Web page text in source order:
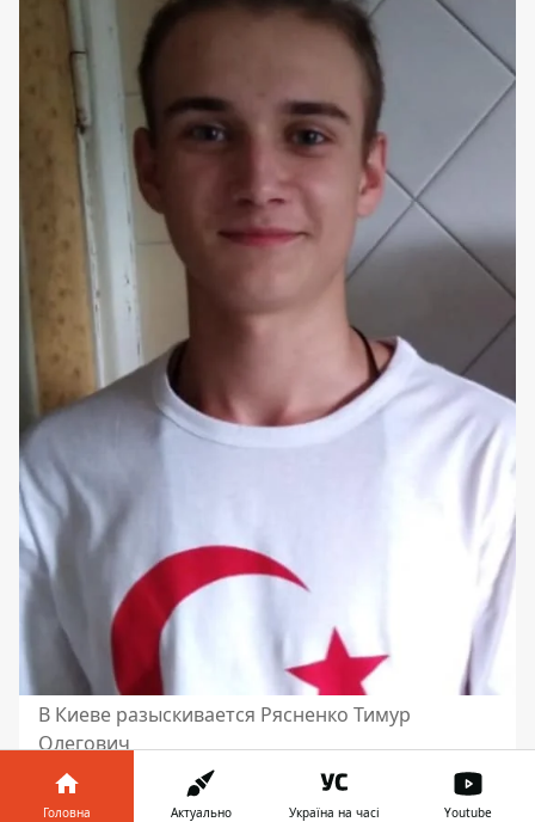
В Киеве разыскивается Рясненко Тимур
Олегович
Мария Бунякина
Головна Актуально Україна на часі Youtube